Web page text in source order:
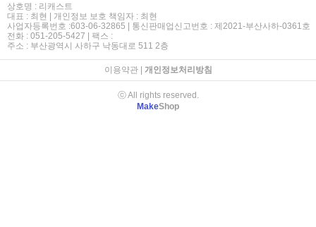
상호명 : 리캐스트
대표 : 최현 | 개인정보 보호 책임자 : 최현
사업자등록번호 :603-06-32865 | 통신판매업신고번호 : 제2021-부산사하-0361호
전화 : 051-205-5427 | 팩스 :
주소 : 부산광역시 사하구 낙동대로 511 2층
이용약관| 개인정보처리방침
ⓒ All rights reserved.
MakeShop